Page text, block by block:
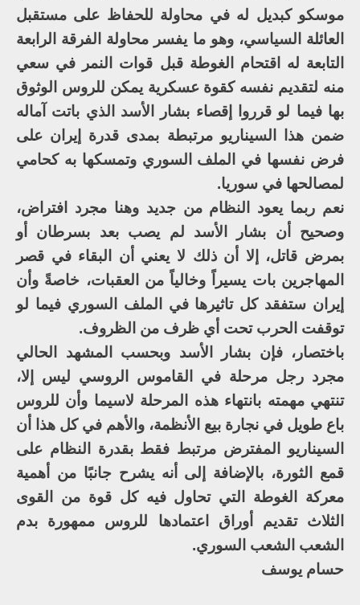
موسكو كبديل له في محاولة للحفاظ على مستقبل
العائلة السياسي، وهو ما يفسر محاولة الفرقة الرابعة
التابعة له اقتحام الغوطة قبل قوات النمر في سعي
منه لتقديم نفسه كقوة عسكرية يمكن للروس الوثوق
بها فيما لو قرروا إقصاء بشار الأسد الذي باتت آماله
ضمن هذا السيناريو مرتبطة بمدى قدرة إيران على
فرض نفسها في الملف السوري وتمسكها به كحامي
لمصالحها في سوريا.
نعم ربما يعود النظام من جديد وهنا مجرد افتراض،
وصحيح أن بشار الأسد لم يصب بعد بسرطان أو
بمرض قاتل، إلا أن ذلك لا يعني أن البقاء في قصر
المهاجرين بات يسيراً وخالياً من العقبات، خاصةً وأن
إيران ستفقد كل تاثيرها في الملف السوري فيما لو
توقفت الحرب تحت أي ظرف من الظروف.
باختصار، فإن بشار الأسد وبحسب المشهد الحالي
مجرد رجل مرحلة في القاموس الروسي ليس إلا،
تنتهي مهمته بانتهاء هذه المرحلة لاسيما وأن للروس
باع طويل في نجارة بيع الأنظمة، والأهم في كل هذا أن
السيناريو المفترض مرتبط فقط بقدرة النظام على
قمع الثورة، بالإضافة إلى أنه يشرح جانبًا من أهمية
معركة الغوطة التي تحاول فيه كل قوة من القوى
الثلاث تقديم أوراق اعتمادها للروس ممهورة بدم
الشعب الشعب السوري.
حسام يوسف